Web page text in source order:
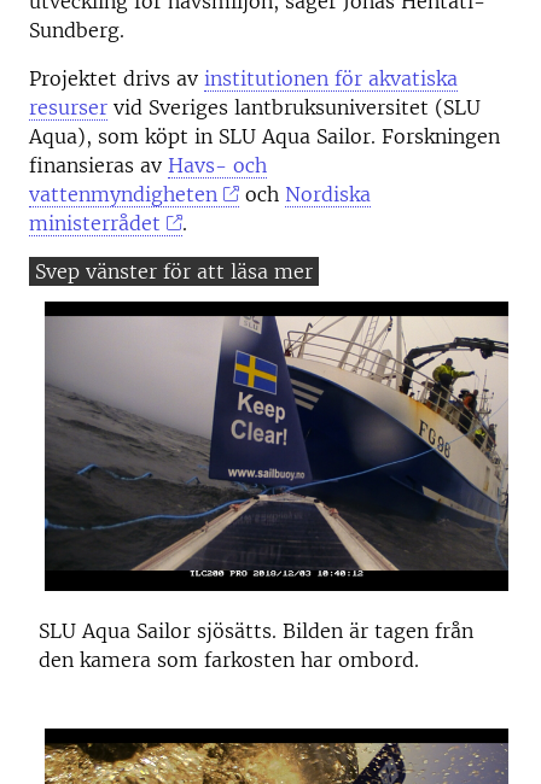
Sundberg.
Projektet drivs av institutionen för akvatiska
resurser vid Sveriges lantbruksuniversitet (SLU
Aqua), som köpt in SLU Aqua Sailor. Forskningen
finansieras av Havs- och
vattenmyndigheten
och Nordiska
ministerrådet
.
SLU Aqua Sailor sjösätts. Bilden är tagen från
den kamera som farkosten har ombord.